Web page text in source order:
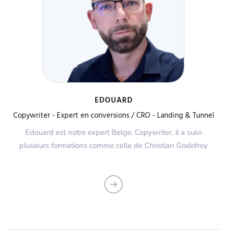
EDOUARD
Copywriter - Expert en conversions / CRO - Landing & Tunnel
Edouard est notre expert Belge. Copywriter, il a suivi
plusieurs formations comme celle de Christian Godefroy